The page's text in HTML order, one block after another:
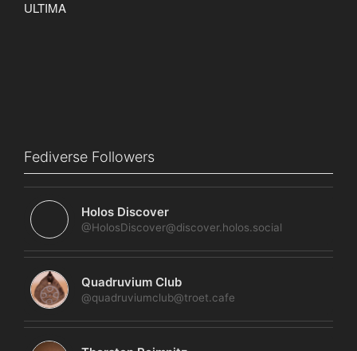
Fediverse Followers
Holos Discover
@HolosDiscover@discover.holos.social
Quadruvium Club
@quadruviumclub@troet.cafe